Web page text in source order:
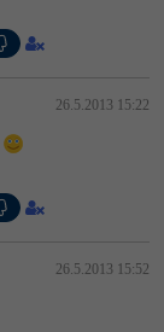
26.5.2013 15:22
26.5.2013 15:52